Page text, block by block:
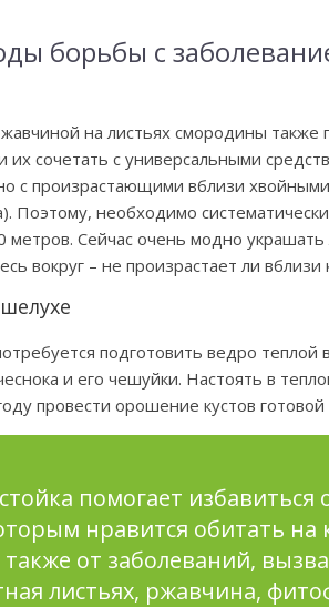
борьбы с
на листьях смородины также
их сочетать с универсальными
с произрастающими вблизи
Поэтому, необходимо
метров. Сейчас очень модно
вокруг – не произрастает ли вблизи
подготовить ведро
и его чешуйки. Настоять в
провести орошение кустов
помогает избавиться
нравится обитать на
от заболеваний,
листьях, ржавчина,